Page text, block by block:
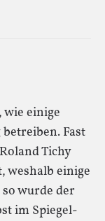
wie einige
Fast
Tichy
weshalb einige
wurde der
im Spiegel-